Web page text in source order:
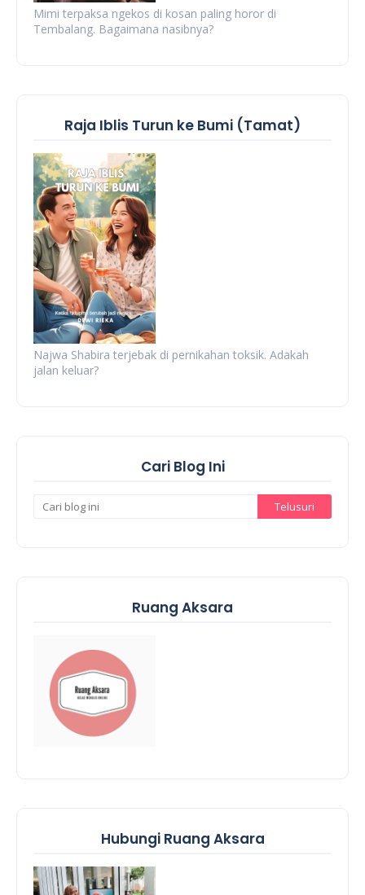
Mimi terpaksa ngekos di kosan paling horor di
Tembalang. Bagaimana nasibnya?
Raja Iblis Turun ke Bumi (Tamat)
Najwa Shabira terjebak di pernikahan toksik. Adakah
jalan keluar?
Cari Blog Ini
Ruang Aksara
Hubungi Ruang Aksara